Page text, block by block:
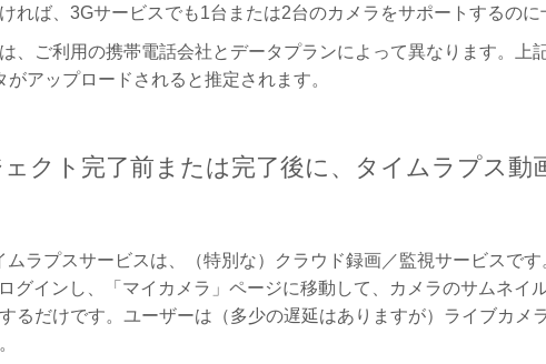
れば、3Gサービスでも1台または2台のカメラをサポートするのに
、ご利用の携帯電話会社とデータプランによって異なります。上
アップロードされると推定されます。
クト完了前または完了後に、タイムラプス動
ラプスサービスは、（特別な）クラウド録画／監視サービスです
グインし、「マイカメラ」ページに移動して、カメラのサムネイ
るだけです。ユーザーは（多少の遅延はありますが）ライブカメ